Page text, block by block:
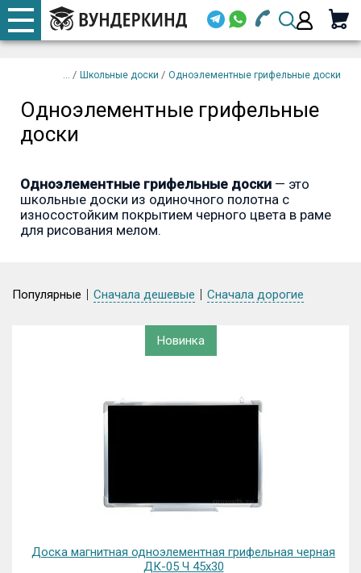
+7 920 668-08-98
+7 920 668-08-98
Email
/ Школьные доски / Одноэлементные грифельные доски
Одноэлементные грифельные
доски
Одноэлементные грифельные доски — это
школьные доски из одиночного полотна с
износостойким покрытием черного цвета в раме
для рисования мелом.
Популярные Сначала дешевые Сначала дорогие
Новинка
Доска магнитная одноэлементная грифельная черная
ДК-05 Ч 45х30